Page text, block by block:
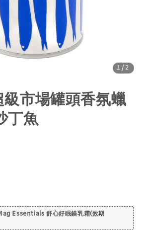
1/2
市場罐頭香氛蠟
丁魚
Essentials 舒心好眠鎂乳霜(效期